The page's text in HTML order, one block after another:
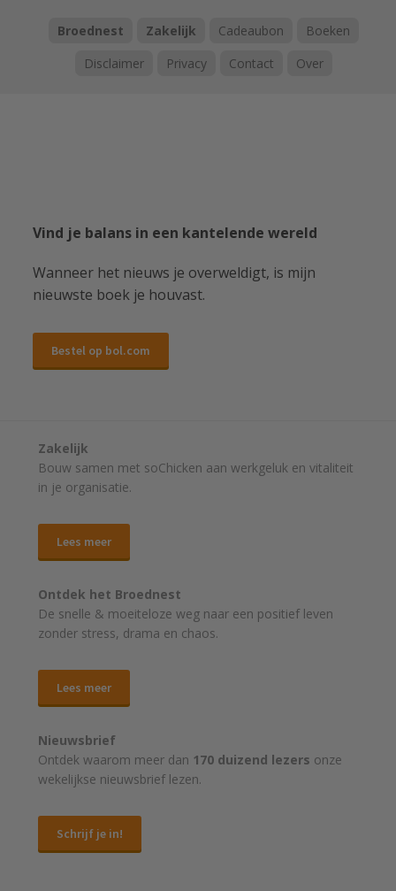
Broednest Zakelijk Cadeaubon
Boeken
Disclaimer
Privacy Contact Over
Vind je balans in een kantelende wereld
Wanneer het nieuws je overweldigt, is mijn
nieuwste boek je houvast.
Bestel op bol.com
Zakelijk
Bouw samen met soChicken aan werkgeluk en vitaliteit
in je organisatie.
Lees meer
Ontdek het Broednest
De snelle & moeiteloze weg naar een positief leven
zonder stress, drama en chaos.
Lees meer
Nieuwsbrief
Ontdek waarom meer dan 170 duizend lezers onze
wekelijkse nieuwsbrief lezen.
Schrijf je in!